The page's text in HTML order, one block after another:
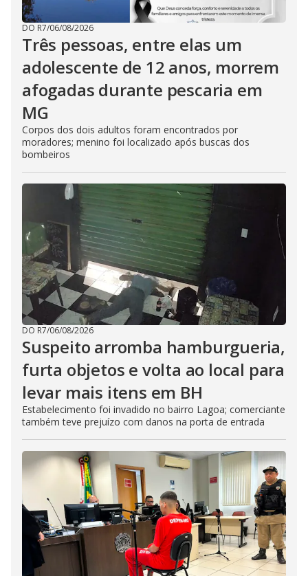
DO R7/06/08/2026
Três pessoas, entre elas um
adolescente de 12 anos, morrem
afogadas durante pescaria em
MG
Corpos dos dois adultos foram encontrados por
moradores; menino foi localizado após buscas dos
bombeiros
DO R7/06/08/2026
Suspeito arromba hamburgueria,
furta objetos e volta ao local para
levar mais itens em BH
Estabelecimento foi invadido no bairro Lagoa; comerciante
também teve prejuízo com danos na porta de entrada